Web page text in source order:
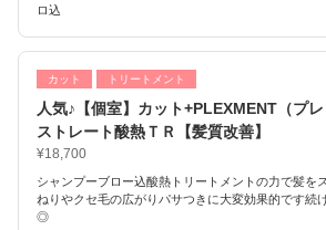
ロ込
カット トリートメント
人気♪【個室】カット+PLEXMENT（プレ
ストレート酸熱ＴＲ【髪質改善】
¥18,700
シャンプーブロー込酸熱トリートメントの力で髪を
ねりやクセ毛の広がりパサつきに大変効果的です続
◎